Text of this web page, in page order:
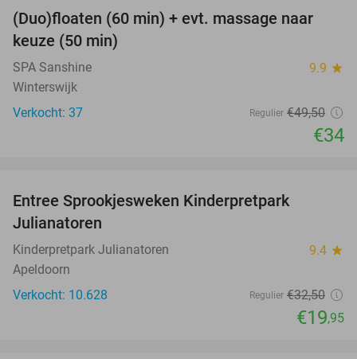
31%
(Duo)floaten (60 min) + evt. massage naar
keuze (50 min)
SPA Sanshine 9.9 star
Winterswijk
Verkocht: 37
Regulier €49,50
€34
Entree Sprookjesweken Kinderpretpark
Julianatoren
Kinderpretpark Julianatoren 9.4 star
Apeldoorn
Verkocht: 10.628
Regulier €32,50
€19,95